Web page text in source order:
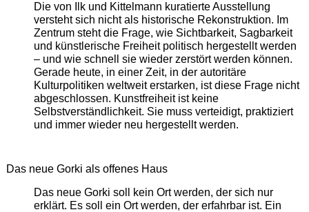
Die von Ilk und Kittelmann kuratierte Ausstellung
versteht sich nicht als historische Rekonstruktion. Im
Zentrum steht die Frage, wie Sichtbarkeit, Sagbarkeit
und künstlerische Freiheit politisch hergestellt werden
– und wie schnell sie wieder zerstört werden können.
Gerade heute, in einer Zeit, in der autoritäre
Kulturpolitiken weltweit erstarken, ist diese Frage nicht
abgeschlossen. Kunstfreiheit ist keine
Selbstverständlichkeit. Sie muss verteidigt, praktiziert
und immer wieder neu hergestellt werden.
Das neue Gorki als offenes Haus
Das neue Gorki soll kein Ort werden, der sich nur
erklärt. Es soll ein Ort werden, der erfahrbar ist. Ein